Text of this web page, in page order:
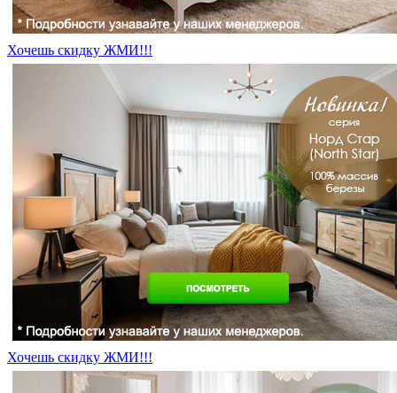
Хочешь скидку ЖМИ!!!
Хочешь скидку ЖМИ!!!